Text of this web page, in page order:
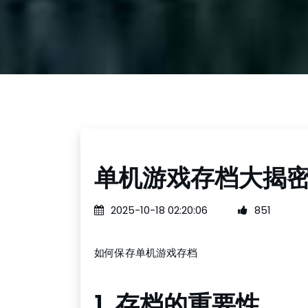
单机游戏存档大揭
2025-10-18 02:20:06 851
如何保存单机游戏存档